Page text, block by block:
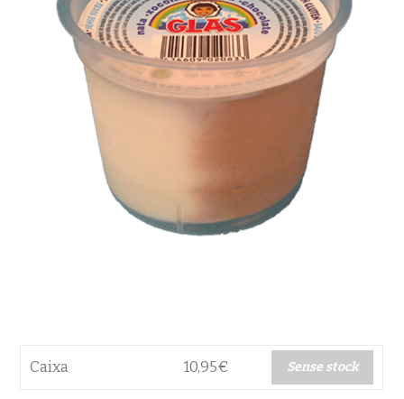
Caixa 10,95€ Sense stock